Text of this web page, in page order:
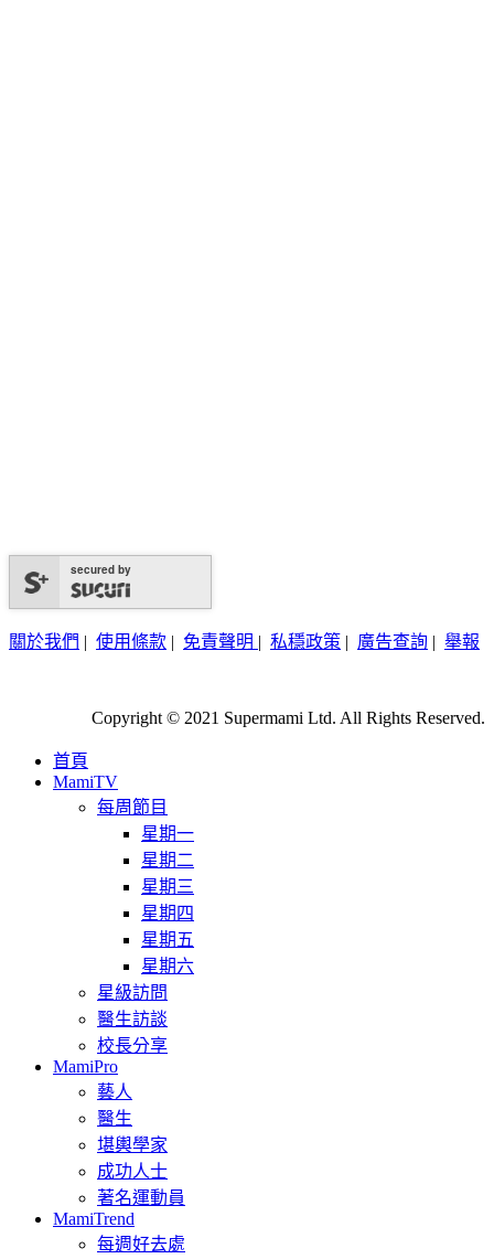
secured by
關於我們 | 使用條款 | 免責聲明 | 私穩政策 | 廣告查詢 | 舉報
Copyright © 2021 Supermami Ltd. All Rights Reserved.
首頁
MamiTV
每周節目
星期一
星期二
星期三
星期四
星期五
星期六
星級訪問
醫生訪談
校長分享
MamiPro
藝人
醫生
堪輿學家
成功人士
著名運動員
MamiTrend
每週好去處